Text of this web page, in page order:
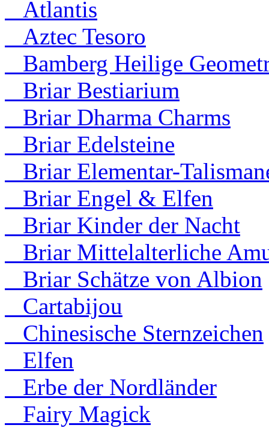
Atlantis
Aztec Tesoro
Bamberg Heilige
Briar Bestiarium
Briar Dharma Charms
Briar Edelsteine
Briar Elementar-
Briar Engel & Elfen
Briar Kinder der Nacht
Briar Mittelalterliche
Briar Schätze von Albion
Cartabijou
Chinesische Sternzeichen
Elfen
Erbe der Nordländer
Fairy Magick